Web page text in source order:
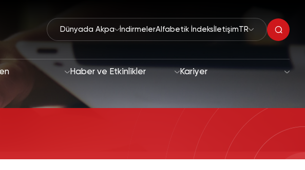
Dünyada Akpa İndirmelerAlfabetik İndeks İletişimTR
Sürdürülebilirlik Yaklaşımı Hızlandırıcılar
Haber ve Etkinlikler Kariyer